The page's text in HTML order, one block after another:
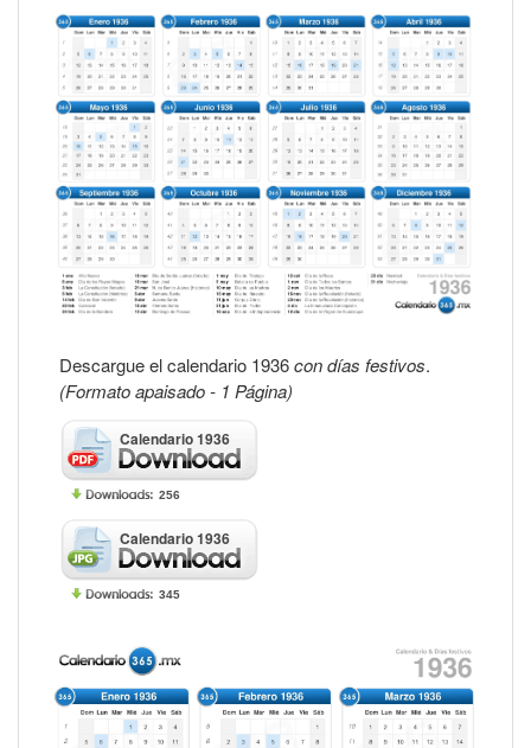
Descargue el calendario 1936con días festivos.
(Formato apaisado - 1 Página)
Calendario 1936
256
Calendario 1936
345